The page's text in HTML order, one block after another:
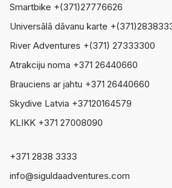
Smartbike +(371)27776626
Universālā dāvanu karte
River Adventures +(371) 27333300
Atrakciju noma +371 26440660
Brauciens ar jahtu +371 26440660
Skydive Latvia +37120164579
KLIKK +371 27008090
+371 2838 3333
info@siguldaadventures.com